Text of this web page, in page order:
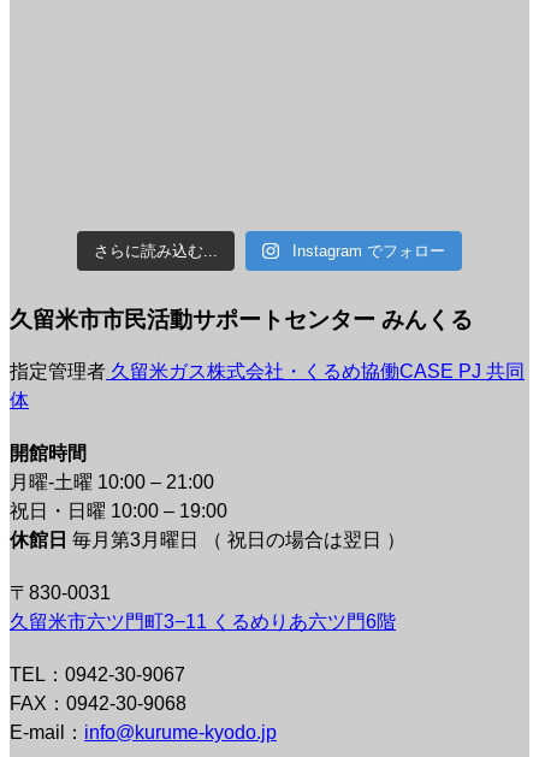
さらに読み込む... Instagram でフォロー
久留米市市民活動サポートセンター みんくる
指定管理者 久留米ガス株式会社・くるめ協働CASE PJ 共同
体
開館時間
月曜-土曜 10:00 – 21:00
祝日・日曜 10:00 – 19:00
休館日 毎月第3月曜日 （ 祝日の場合は翌日 ）
〒830-0031
久留米市六ツ門町3−11 くるめりあ六ツ門6階
TEL：0942-30-9067
FAX：0942-30-9068
E-mail： info@kurume-kyodo.jp